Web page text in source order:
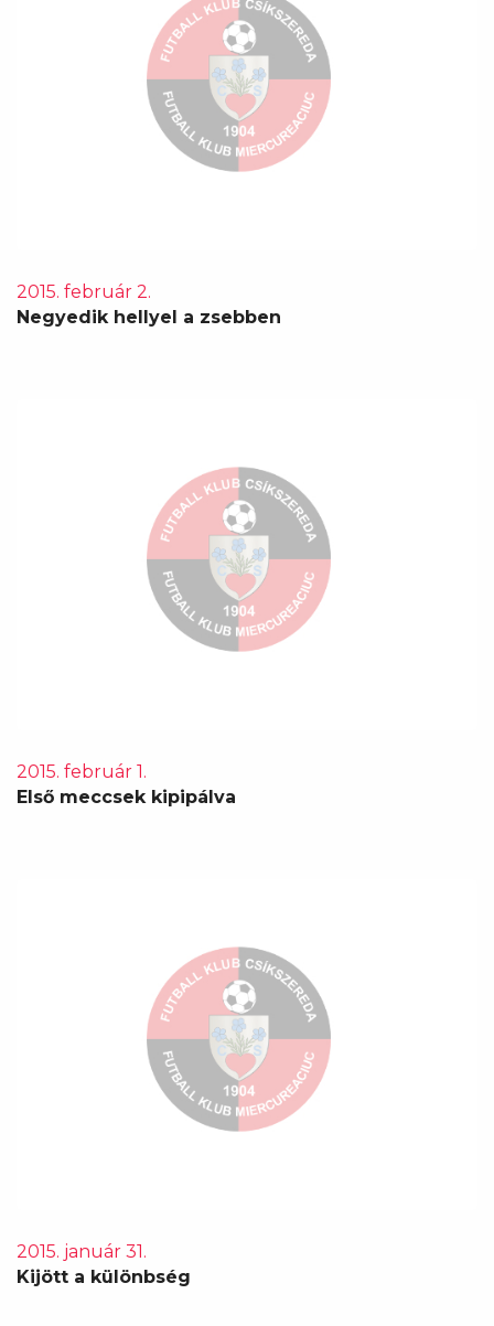
2015. február 2.
Negyedik hellyel a zsebben
2015. február 1.
Első meccsek kipipálva
2015. január 31.
Kijött a különbség